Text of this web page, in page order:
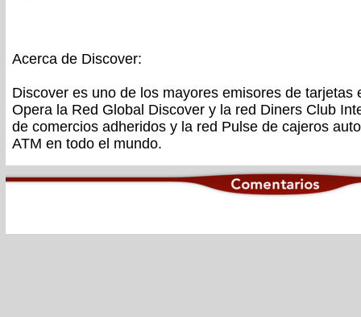
Acerca de Discover:
Discover es uno de los mayores emisores de tarjetas
Opera la Red Global Discover y la red Diners Club
de comercios adheridos y la red Pulse de cajeros
ATM en todo el mundo.